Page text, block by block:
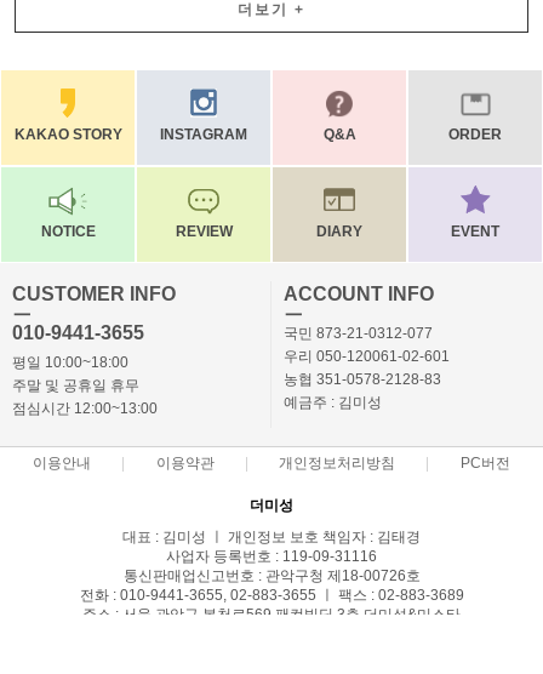
더보기 +
KAKAO STORY INSTAGRAM Q&A ORDER
NOTICE REVIEW DIARY EVENT
CUSTOMER INFO
ㅡ
010-9441-3655
평일 10:00~18:00
주말 및 공휴일 휴무
점심시간 12:00~13:00
ACCOUNT INFO
ㅡ
국민 873-21-0312-077
우리 050-120061-02-601
농협 351-0578-2128-83
예금주 : 김미성
이용안내 이용약관 개인정보처리방침 PC버전
더미성
대표 : 김미성 ㅣ 개인정보 보호 책임자 : 김태경
사업자 등록번호 : 119-09-31116
통신판매업신고번호 : 관악구청 제18-00726호
전화 : 010-9441-3655, 02-883-3655 ㅣ 팩스 : 02-883-3689
주소 : 서울 관악구 봉천로569 팬컴빌딩 3층 더미성&미스타